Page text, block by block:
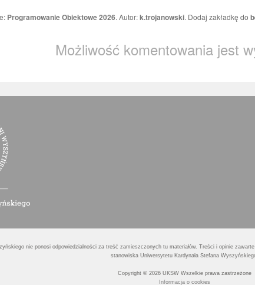
Programowanie Obiektowe 2026. Autor:k.trojanowski. Dodaj zakładkę do
Możliwość komentowania jest
nie ponosi odpowiedzialności za treść zamieszczonych tu materiałów. Treści i opinie
stanowiska Uniwersytetu Kardynała Stefana
Copyright © 2026 UKSW Wszelkie prawa zastrzeżone
Informacja o cookies